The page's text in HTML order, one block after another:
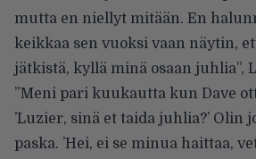
mutta en niellyt mitään. En
keikkaa sen vuoksi vaan näytin,
jätkistä, kyllä minä osaan juhlia”,
”Meni pari kuukautta kun Dave
’Luzier, sinä et taida juhlia?’ Olin
paska. ’Hei, ei se minua haittaa,